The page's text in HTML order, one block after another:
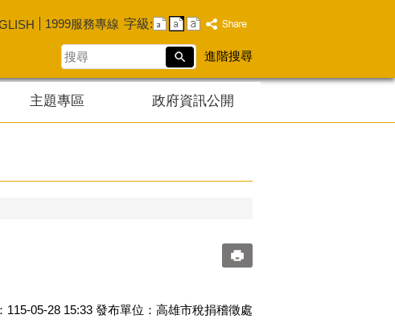
1999服務專線 字級:
搜
尋
進階搜尋
主題專區 政府資訊公開
115-05-28 15:33 發布單位：高雄市稅捐稽徵處